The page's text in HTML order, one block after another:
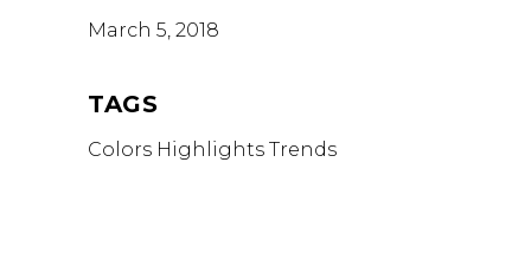
March 5, 2018
TAGS
Colors Highlights Trends